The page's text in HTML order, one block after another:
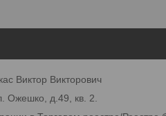
Виктор Викторович
Ожешко, д.49, кв. 2.